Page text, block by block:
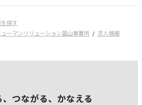
探す
ーマンソリューション富山事業所
求人情報
つながる、かなえる